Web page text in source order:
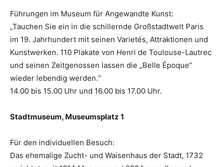
Führungen im Museum für Angewandte Kunst:
„Tauchen Sie ein in die schillernde Großstadtwelt Paris
im 19. Jahrhundert mit seinen Varietés, Attraktionen und
Kunstwerken. 110 Plakate von Henri de Toulouse-Lautrec
und seinen Zeitgenossen lassen die „Belle Époque“
wieder lebendig werden.“
14.00 bis 15.00 Uhr und 16.00 bis 17.00 Uhr.
Stadtmuseum, Museumsplatz 1
Für den individuellen Besuch:
Das ehemalige Zucht- und Waisenhaus der Stadt, 1732